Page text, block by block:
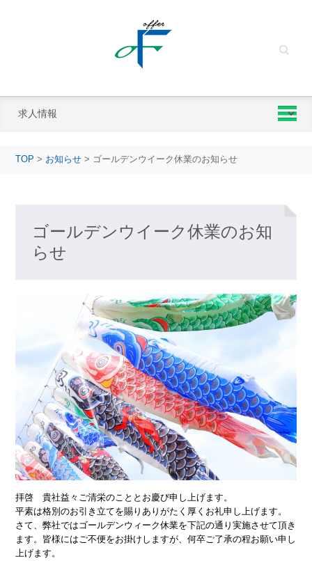
Search
TOP > お知らせ > ゴールデンウイーク休業のお知らせ
ゴールデンウイーク休業のお知
らせ
拝啓 貴社益々ご清栄のこととお慶び申し上げます。
平素は格別のお引き立てを賜りありがたく厚くお礼申し上げます。
さて、弊社ではゴールデンウィーク休業を下記の通り実施させて頂き
ます。皆様にはご不便をお掛けしますが、何卒ご了承の程お願い申し
上げます。